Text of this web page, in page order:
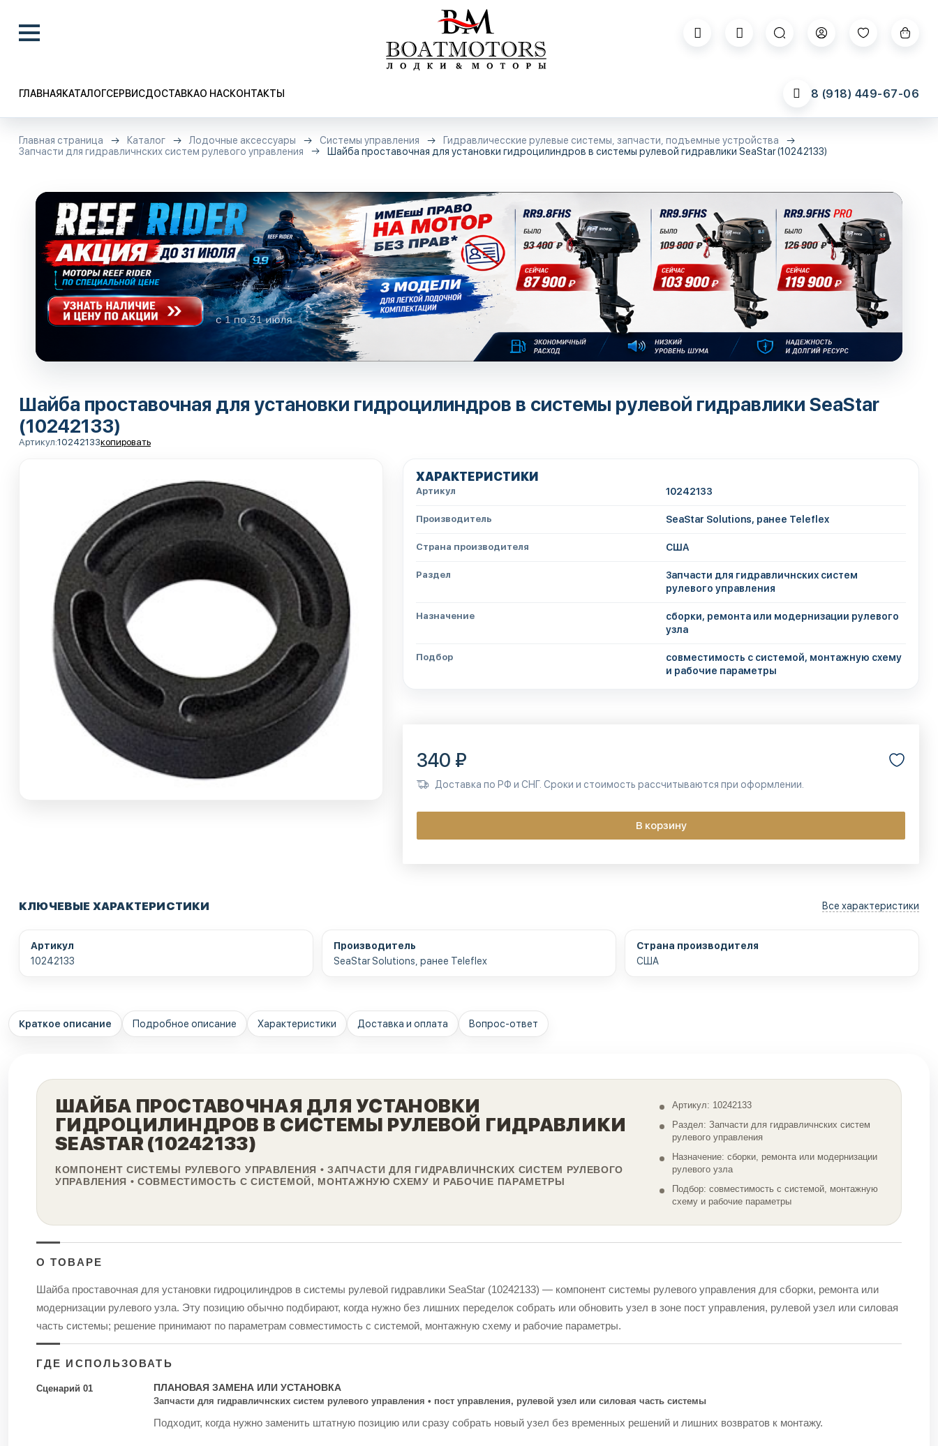
ГЛАВНАЯ КАТАЛОГСЕРВИСДОСТАВКАО НАСКОНТАКТЫ 8 (918) 449-67-06
Главная страница Каталог Лодочные аксессуары Системы управления
Гидравличесские рулевые системы, запчасти, подъемные устройства
Запчасти для гидравличнских систем рулевого управления
Шайба проставочная для установки гидроцилиндров в системы рулевой гидравлики SeaStar (10242133)
Шайба проставочная для установки гидроцилиндров в системы рулевой гидравлики SeaStar
(10242133)
Артикул:10242133копировать
ХАРАКТЕРИСТИКИ
Артикул 10242133
Производитель SeaStar Solutions, ранее Teleflex
Страна производителя США
Раздел
Запчасти для гидравличнских систем
рулевого управления
Назначение
сборки, ремонта или модернизации рулевого
узла
Подбор
совместимость с системой, монтажную схему
и рабочие параметры
340 ₽
Доставка по РФ и СНГ. Сроки и стоимость рассчитываются при оформлении.
В корзину
КЛЮЧЕВЫЕ ХАРАКТЕРИСТИКИ Все характеристики
Артикул
10242133
Производитель
SeaStar Solutions, ранее Teleflex
Страна производителя
США
Краткое описание Подробное описание Характеристики Доставка и оплата Вопрос-ответ
ШАЙБА ПРОСТАВОЧНАЯ ДЛЯ УСТАНОВКИ
ГИДРОЦИЛИНДРОВ В СИСТЕМЫ РУЛЕВОЙ ГИДРАВЛИКИ
SEASTAR (10242133)
КОМПОНЕНТ СИСТЕМЫ РУЛЕВОГО УПРАВЛЕНИЯ • ЗАПЧАСТИ ДЛЯ ГИДРАВЛИЧНСКИХ СИСТЕМ РУЛЕВОГО
УПРАВЛЕНИЯ • СОВМЕСТИМОСТЬ С СИСТЕМОЙ, МОНТАЖНУЮ СХЕМУ И РАБОЧИЕ ПАРАМЕТРЫ
Артикул: 10242133
Раздел: Запчасти для гидравличнских систем
рулевого управления
Назначение: сборки, ремонта или модернизации
рулевого узла
Подбор: совместимость с системой, монтажную
схему и рабочие параметры
О ТОВАРЕ
Шайба проставочная для установки гидроцилиндров в системы рулевой гидравлики SeaStar (10242133) — компонент системы рулевого управления для сборки, ремонта или
модернизации рулевого узла. Эту позицию обычно подбирают, когда нужно без лишних переделок собрать или обновить узел в зоне пост управления, рулевой узел или силовая
часть системы; решение принимают по параметрам совместимость с системой, монтажную схему и рабочие параметры.
ГДЕ ИСПОЛЬЗОВАТЬ
Сценарий 01 ПЛАНОВАЯ ЗАМЕНА ИЛИ УСТАНОВКА
Запчасти для гидравличнских систем рулевого управления • пост управления, рулевой узел или силовая часть системы
Подходит, когда нужно заменить штатную позицию или сразу собрать новый узел без временных решений и лишних возвратов к монтажу.